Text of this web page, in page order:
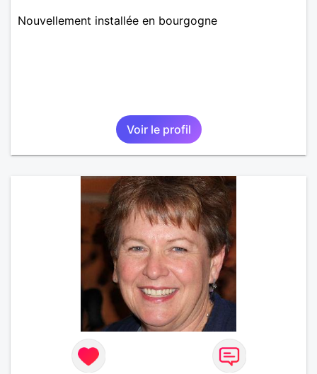
Nouvellement installée en bourgogne
Voir le profil